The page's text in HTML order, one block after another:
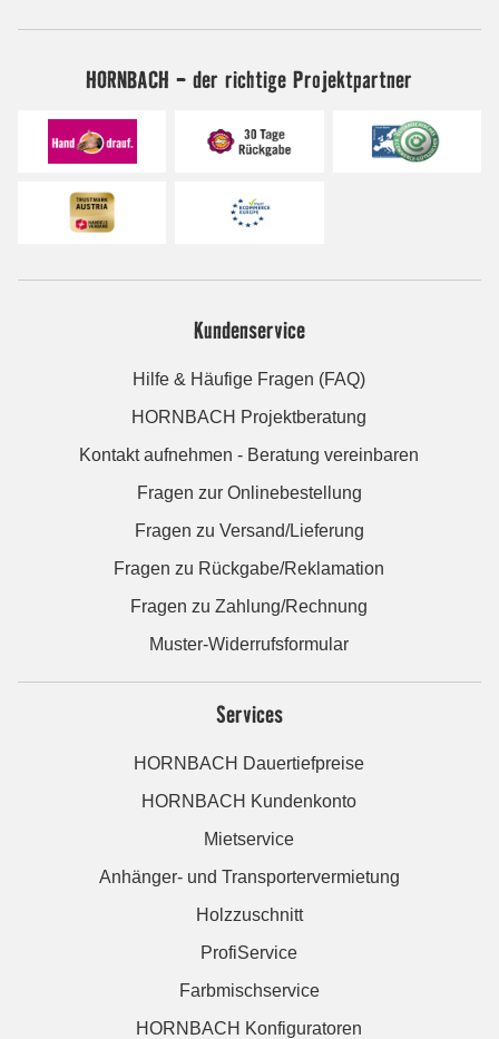
HORNBACH - der richtige Projektpartner
Kundenservice
Hilfe & Häufige Fragen (FAQ)
HORNBACH Projektberatung
Kontakt aufnehmen - Beratung vereinbaren
Fragen zur Onlinebestellung
Fragen zu Versand/Lieferung
Fragen zu Rückgabe/Reklamation
Fragen zu Zahlung/Rechnung
Muster-Widerrufsformular
Services
HORNBACH Dauertiefpreise
HORNBACH Kundenkonto
Mietservice
Anhänger- und Transportervermietung
Holzzuschnitt
ProfiService
Farbmischservice
HORNBACH Konfiguratoren